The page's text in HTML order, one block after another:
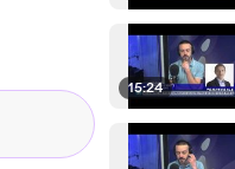
15:24